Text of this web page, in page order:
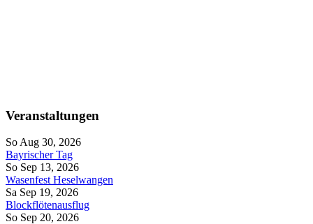
Veranstaltungen
So Aug 30, 2026
Bayrischer Tag
So Sep 13, 2026
Wasenfest Heselwangen
Sa Sep 19, 2026
Blockflötenausflug
So Sep 20, 2026